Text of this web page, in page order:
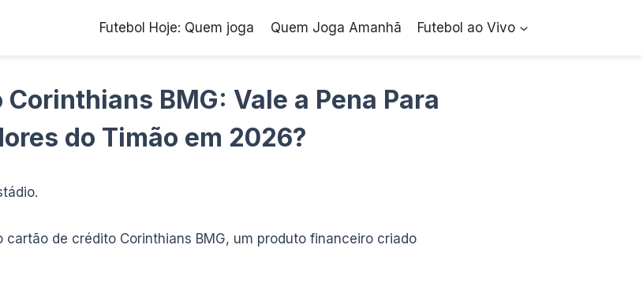
Futebol Hoje: Quem joga Quem Joga Amanhã Futebol ao Vivo
BMG: Vale a Pena Para
do Timão em 2026?
de crédito Corinthians BMG, um produto financeiro criado